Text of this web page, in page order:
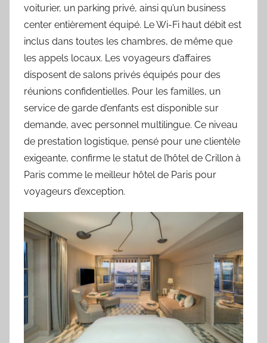
voiturier, un parking privé, ainsi qu’un business
center entièrement équipé. Le Wi-Fi haut débit est
inclus dans toutes les chambres, de même que
les appels locaux. Les voyageurs d’affaires
disposent de salons privés équipés pour des
réunions confidentielles. Pour les familles, un
service de garde d’enfants est disponible sur
demande, avec personnel multilingue. Ce niveau
de prestation logistique, pensé pour une clientèle
exigeante, confirme le statut de l’hôtel de Crillon à
Paris comme le meilleur hôtel de Paris pour
voyageurs d’exception.